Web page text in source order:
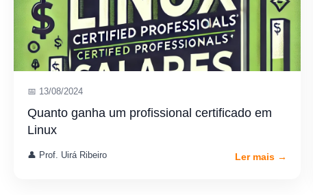
📅 13/08/2024
Quanto ganha um profissional certificado em
Linux
👤 Prof. Uirá Ribeiro Ler mais →